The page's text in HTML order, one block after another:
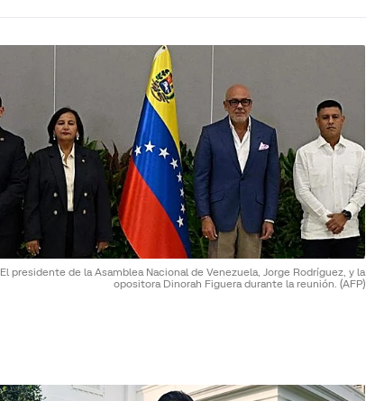
El presidente de la Asamblea Nacional de Venezuela, Jorge Rodríguez, y la
opositora Dinorah Figuera durante la reunión. (AFP)